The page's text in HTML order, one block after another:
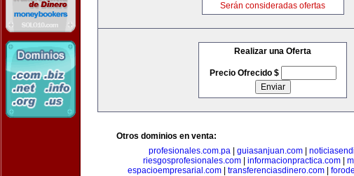
Serán consideradas ofertas
Realizar una Oferta
Precio Ofrecido $
Otros dominios en venta:
profesionales.com.pa
guiasanjuan.com
riesgosprofesionales.com
informacionpractica.com
espacioempresarial.com
transferenciasdinero.com